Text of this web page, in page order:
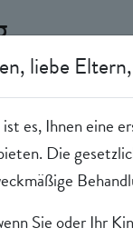
anvertrauter
Leistungen zu
für die
liebe Eltern,
es, Ihnen eine
Die
Sie oder Ihr